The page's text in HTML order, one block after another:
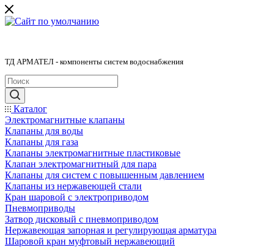
ТД АРМАТЕЛ - компоненты систем водоснабжения
Каталог
Электромагнитные клапаны
Клапаны для воды
Клапаны для газа
Клапаны электромагнитные пластиковые
Клапан электромагнитный для пара
Клапаны для систем с повышенным давлением
Клапаны из нержавеющей стали
Кран шаровой с электроприводом
Пневмоприводы
Затвор дисковый с пневмоприводом
Нержавеющая запорная и регулирующая арматура
Шаровой кран муфтовый нержавеющий